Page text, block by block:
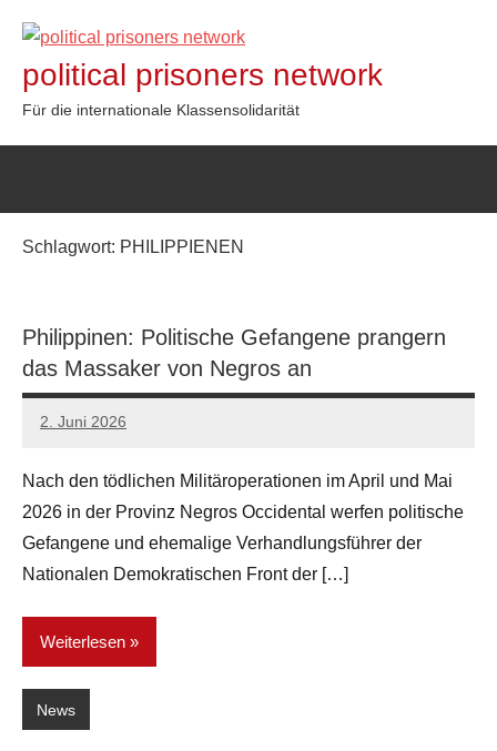
Inhalt
springen
political prisoners network
Für die internationale Klassensolidarität
Schlagwort: PHILIPPIENEN
Philippinen: Politische Gefangene prangern
das Massaker von Negros an
2. Juni 2026
network
Nach den tödlichen Militäroperationen im April und Mai
2026 in der Provinz Negros Occidental werfen politische
Gefangene und ehemalige Verhandlungsführer der
Nationalen Demokratischen Front der […]
Weiterlesen
News